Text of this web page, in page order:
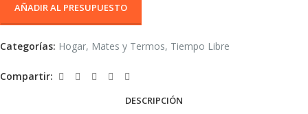
AÑADIR AL PRESUPUESTO
Categorías: Hogar, Mates y Termos, Tiempo Libre
Compartir:
DESCRIPCIÓN